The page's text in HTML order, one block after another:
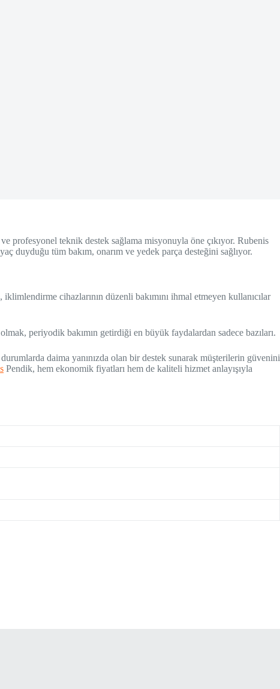
profesyonel teknik destek sağlama misyonuyla öne çıkıyor. Rubenis
duyduğu tüm bakım, onarım ve yedek parça desteğini sağlıyor.
cihazlarının düzenli bakımını ihmal etmeyen kullanıcılar
periyodik bakımın getirdiği en büyük faydalardan sadece bazıları.
daima yanınızda olan bir destek sunarak müşterilerin güvenini
Pendik, hem ekonomik fiyatları hem de kaliteli hizmet anlayışıyla